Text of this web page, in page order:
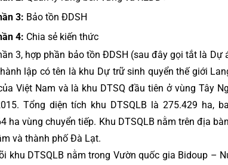
3: Bảo tồn ĐDSH
4: Chia sẻ kiến thức
3, hợp phần bảo tồn ĐDSH (sau đây gọi tắt là
lập có tên là khu Dự trữ sinh quyển thế giới
Việt Nam và là khu DTSQ đầu tiên ở vùng Tây
Tổng diện tích khu DTSQLB là 275.429 ha,
ha vùng chuyển tiếp. Khu DTSQLB nằm trên địa
và thành phố Đà Lạt.
khu DTSQLB nằm trong Vườn quốc gia Bidoup –